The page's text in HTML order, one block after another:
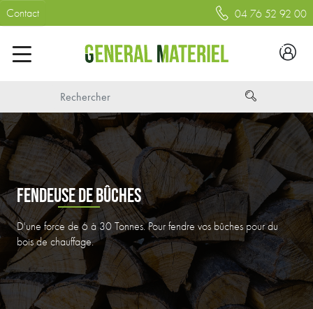
Contact 04 76 52 92 00
FENDEUSE DE BÛCHES
D'une force de 6 à 30 Tonnes. Pour fendre vos bûches pour du
bois de chauffage.